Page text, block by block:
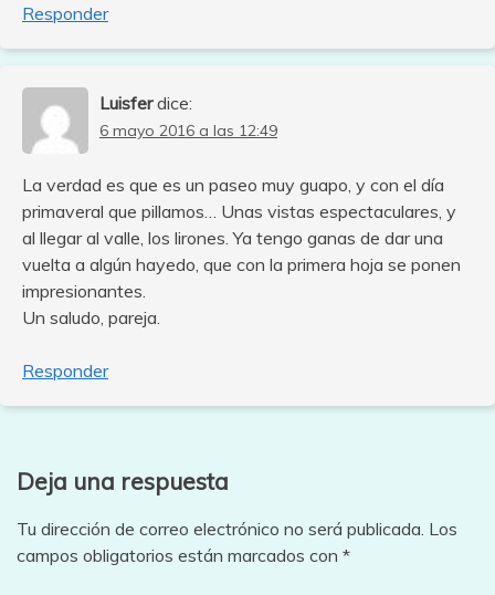
Responder
Luisfer dice:
6 mayo 2016 a las 12:49
La verdad es que es un paseo muy guapo, y con el día
primaveral que pillamos… Unas vistas espectaculares, y
al llegar al valle, los lirones. Ya tengo ganas de dar una
vuelta a algún hayedo, que con la primera hoja se ponen
impresionantes.
Un saludo, pareja.
Responder
Deja una respuesta
Tu dirección de correo electrónico no será publicada. Los
campos obligatorios están marcados con *